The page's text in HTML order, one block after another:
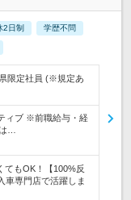
2日制 学歴不問
限定社員 (※規定あ
ィブ ※前職給与・経
…
てもOK！【100%反
車専門店で活躍しま